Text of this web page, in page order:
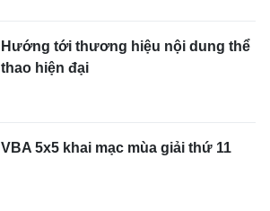
Hướng tới thương hiệu nội dung thể
thao hiện đại
VBA 5x5 khai mạc mùa giải thứ 11